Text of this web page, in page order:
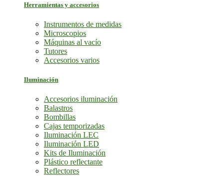
Herramientas y accesorios
Instrumentos de medidas
Microscopios
Máquinas al vacío
Tutores
Accesorios varios
Iluminación
Accesorios iluminación
Balastros
Bombillas
Cajas temporizadas
Iluminación LEC
Iluminación LED
Kits de Iluminación
Plástico reflectante
Reflectores